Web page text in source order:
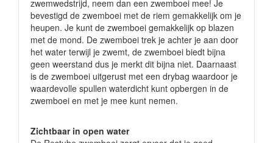
zwemwedstrijd, neem dan een zwemboei mee! Je
bevestigd de zwemboei met de riem gemakkelijk om je
heupen. Je kunt de zwemboei gemakkelijk op blazen
met de mond. De zwemboei trek je achter je aan door
het water terwijl je zwemt, de zwemboei biedt bijna
geen weerstand dus je merkt dit bijna niet. Daarnaast
is de zwemboei uitgerust met een drybag waardoor je
waardevolle spullen waterdicht kunt opbergen in de
zwemboei en met je mee kunt nemen.
Zichtbaar in open water